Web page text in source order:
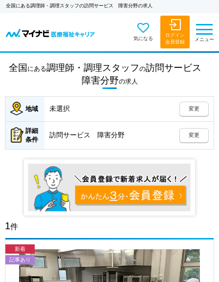
全国にある調理師・調理スタッフの訪問サービス 障害分野の求人
気になる
ログイン
会員登録
メニュー
全国 にある調理師・調理スタッフの訪問サービス
障害分野の求人
地域 未選択 変更
詳細
条件
訪問サービス 障害分野 変更
1件
新着
記事あり